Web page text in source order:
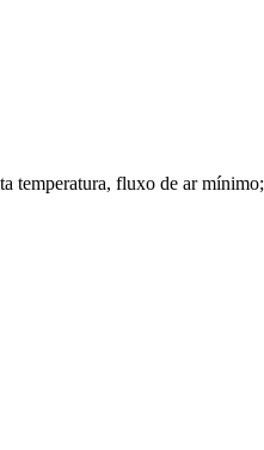
temperatura, fluxo de ar mínimo;